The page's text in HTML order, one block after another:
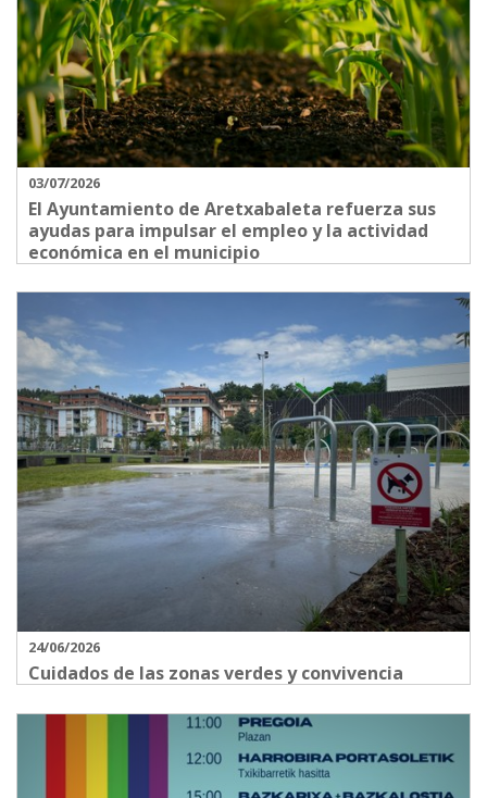
03/07/2026
El Ayuntamiento de Aretxabaleta refuerza sus
ayudas para impulsar el empleo y la actividad
económica en el municipio
24/06/2026
Cuidados de las zonas verdes y convivencia